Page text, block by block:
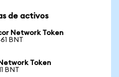
de activos
Network Token
BNT
Token
BNT